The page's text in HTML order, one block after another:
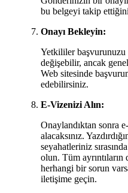
bu belgeyi takip
Onayı Bekleyin:
Yetkililer başvurunuzu
değişebilir, ancak
Web sitesinde
edebilirsiniz.
E-Vizenizi Alın:
Onaylandıktan sonra
alacaksınız.
seyahatleriniz
olun. Tüm
herhangi bir sorun
iletişime geçin.